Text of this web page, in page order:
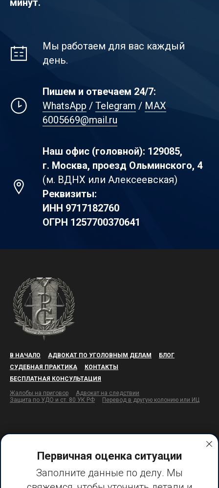
Мы работаем для вас каждый
день.
Пишем и отвечаем 24/7:
WhatsApp /Telegram / MAX
6005669@mail.ru
Наш офис (головной): 129085,
г. Москва, проезд Ольминского, 4
(м. ВДНХ или Алексеевская)
Реквизиты:
ИНН 9717182760
ОГРН 1257700370641
В НАЧАЛО АДВОКАТ ПО УГОЛОВНЫМ ДЕЛАМ
БЛОГ
СУДЕБНАЯ ПРАКТИКА
КОНТАКТЫ
БЕСПЛАТНАЯ КОНСУЛЬТАЦИЯ
Жалобы на приговор
Адвокат на следствии
Защита по УДО и ст. 80 УК РФ
Перевод в другую колонию или ИЦ
Первичная оценка ситуации
Заполните данные по делу. Мы